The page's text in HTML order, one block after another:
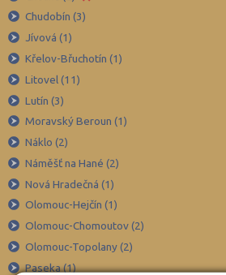
Cheb (61)
Chomutov (65)
Jablonec nad Nisou (67)
Jeseník (42)
Jičín (75)
Jihlava (94)
Jindřichův Hradec (76)
Karlovy Vary (93)
Karviná (145)
Kladno (129)
Chudobín (3)
Jívová (1)
Křelov-Břuchotín (1)
Litovel (11)
Lutín (3)
Moravský Beroun (1)
Náklo (2)
Náměšť na Hané (2)
Nová Hradečná (1)
Olomouc-Hejčín (1)
Olomouc-Chomoutov (2)
Olomouc-Topolany (2)
Paseka (1)